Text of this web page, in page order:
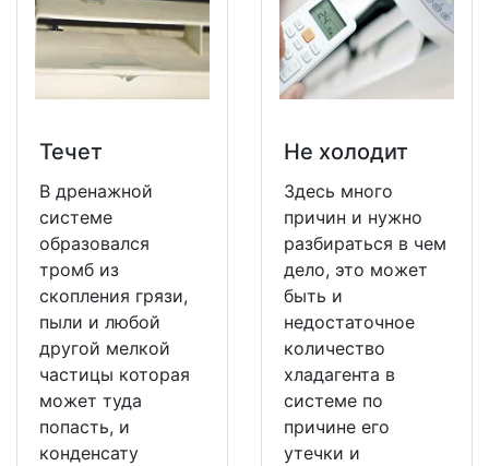
Течет
В дренажной
системе
образовался
тромб из
скопления грязи,
пыли и любой
другой мелкой
частицы которая
может туда
попасть, и
конденсату
Не холодит
Здесь много
причин и нужно
разбираться в чем
дело, это может
быть и
недостаточное
количество
хладагента в
системе по
причине его
утечки и